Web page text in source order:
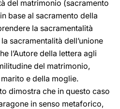
del matrimonio (sacramento
base al sacramento della
la sacramentalità
sacramentalità dell’unione
l’Autore della lettera agli
del matrimonio,
e della moglie.
dimostra che in questo caso
in senso metaforico,